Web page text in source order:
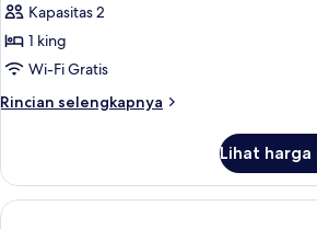
Kapasitas 2
1 king
Wi-Fi Gratis
Rincian selengkapnya
Rincian
Studio,
Tempat
Lihat